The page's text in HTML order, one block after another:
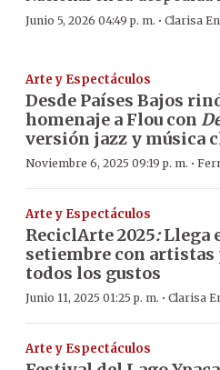
Junio 5, 2026 04:49 p. m. · Clarisa
Arte y Espectáculos
Desde Países Bajos
homenaje a Flou con
versión jazz y música
Noviembre 6, 2025 09:19 p. m. ·
Arte y Espectáculos
ReciclArte 2025:Llega
setiembre con artistas
todos los gustos
Junio 11, 2025 01:25 p. m. · Clarisa
Arte y Espectáculos